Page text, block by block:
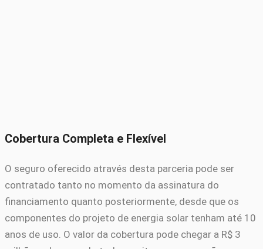
Cobertura Completa e Flexível
O seguro oferecido através desta parceria pode ser
contratado tanto no momento da assinatura do
financiamento quanto posteriormente, desde que os
componentes do projeto de energia solar tenham até 10
anos de uso. O valor da cobertura pode chegar a R$ 3